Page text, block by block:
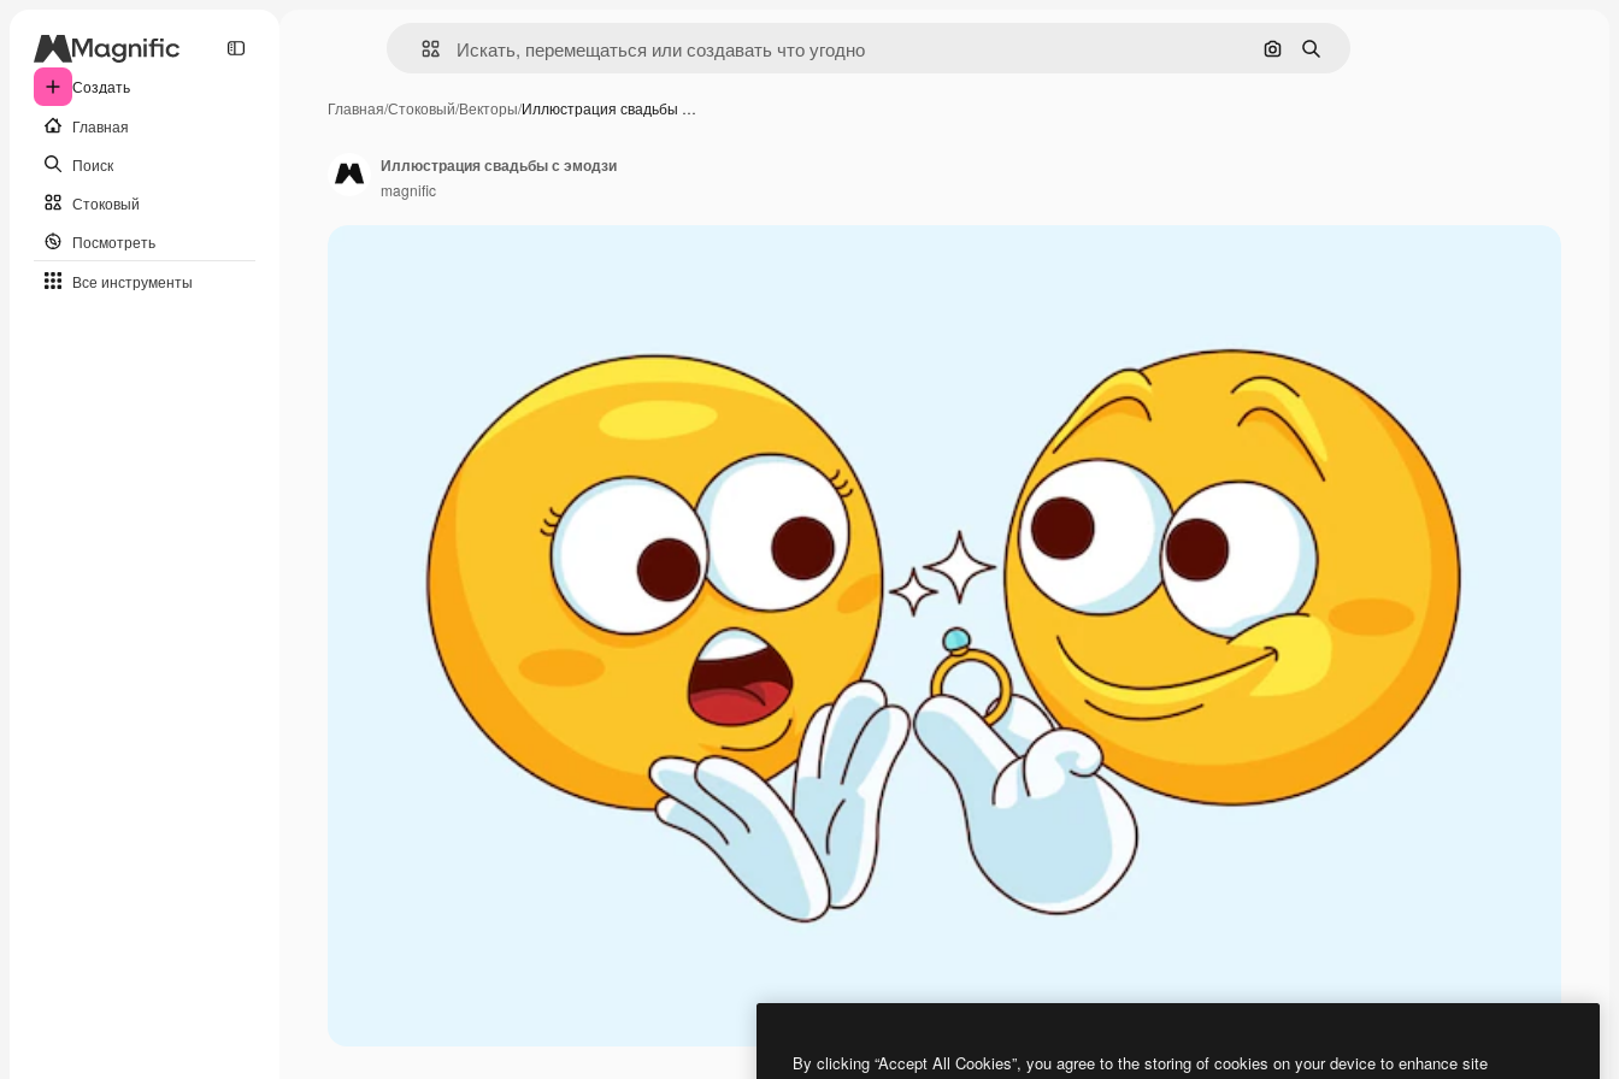
Создать
Главная
Поиск
Стоковый
Посмотреть
Все инструменты
Поиск по изображению
Поиск
Главная/Стоковый/Векторы/Иллюстрация свадьбы …
Иллюстрация свадьбы с эмодзи
magnific
By clicking “Accept All Cookies”, you agree to the storing of cookies on your device to enhance site